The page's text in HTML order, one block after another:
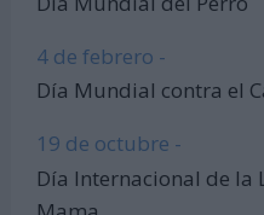
4 de febrero -
Día Mundial contra el
19 de octubre -
Día Internacional de la